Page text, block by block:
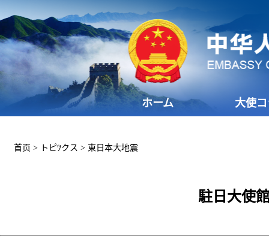
ホーム 大使
首页 > トピﾂクス > 東日本大地震
駐日大使